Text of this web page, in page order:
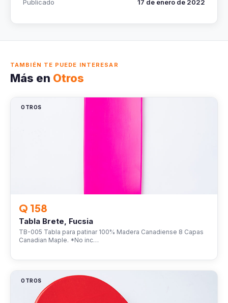
Publicado
17 de enero de 2022
TAMBIÉN TE PUEDE INTERESAR
Más en Otros
OTROS
Q 158
Tabla Brete, Fucsia
TB-005 Tabla para patinar 100% Madera Canadiense 8 Capas
Canadian Maple. *No inc…
OTROS